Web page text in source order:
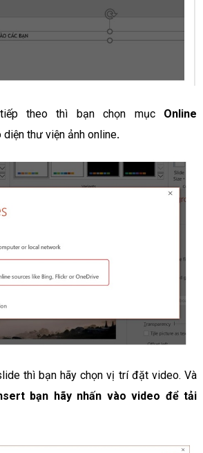
theo thì bạn chọn mục Online
diện thư viện ảnh online.
thì bạn hãy chọn vị trí đặt video. Và
bạn hãy nhấn vào video để tải